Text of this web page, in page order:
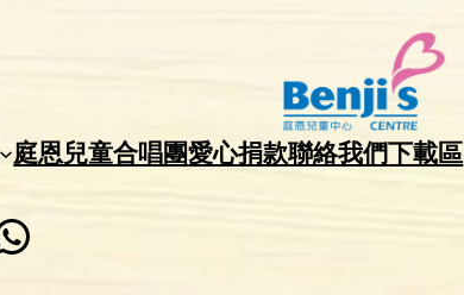
庭恩兒童合唱團愛心捐款聯絡我們下載區